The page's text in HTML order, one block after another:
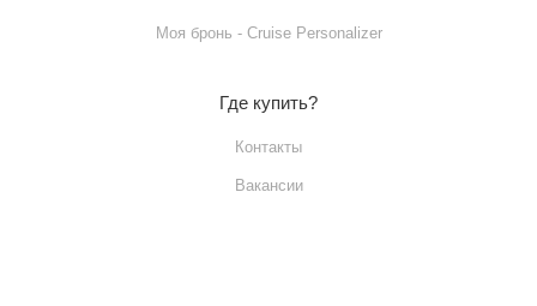
Моя бронь - Cruise Personalizer
Где купить?
Контакты
Вакансии